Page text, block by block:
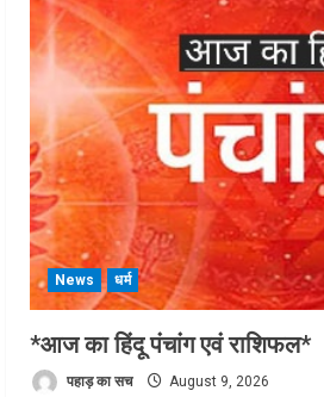
News धर्म
*आज का हिंदू पंचांग एवं राशिफल*
पहाड़ का सच August 9, 2026